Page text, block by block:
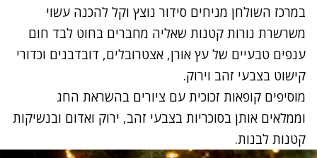
במרכז השולחן מניחים סידור נוצץ וקל להכנה עשוי
משרשרת נורות קטנות שאליה מחברים בחוט לבד חום
ענפים טבעיים של עץ אורן, אצטרובלים, דובדבנים וכדורי
קישוט בצבעי זהב וירוק.
מוסיפים קופאות זכוכית עם ציורים בהשראת החג
וממלאים אותן בסוכריות בצבעי זהב, ירוק ואדום ובנשיקות
קטנות לבנות.